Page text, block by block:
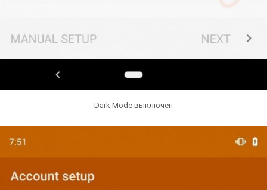
Dark Mode выключен